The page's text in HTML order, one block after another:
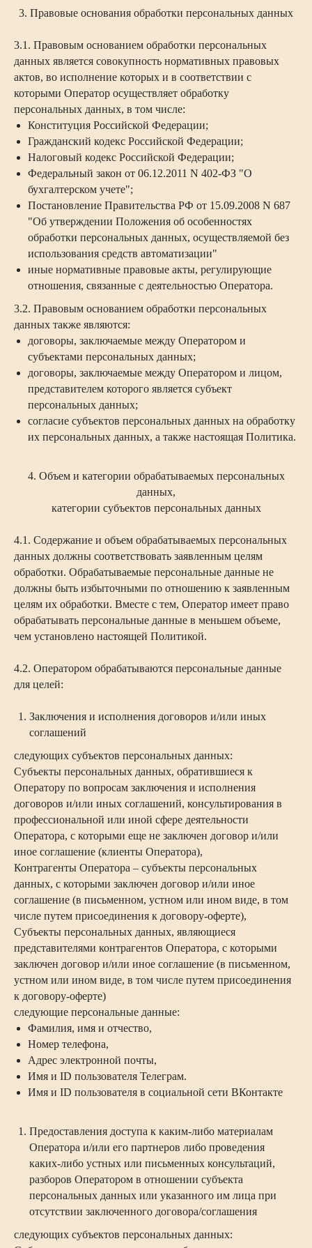
3. Правовые основания обработки персональных данных
3.1. Правовым основанием обработки персональных
данных является совокупность нормативных правовых
актов, во исполнение которых и в соответствии с
которыми Оператор осуществляет обработку
персональных данных, в том числе:
Конституция Российской Федерации;
Гражданский кодекс Российской Федерации;
Налоговый кодекс Российской Федерации;
Федеральный закон от 06.12.2011 N 402-ФЗ "О
бухгалтерском учете";
Постановление Правительства РФ от 15.09.2008 N 687
"Об утверждении Положения об особенностях
обработки персональных данных, осуществляемой без
использования средств автоматизации"
иные нормативные правовые акты, регулирующие
отношения, связанные с деятельностью Оператора.
3.2. Правовым основанием обработки персональных
данных также являются:
договоры, заключаемые между Оператором и
субъектами персональных данных;
договоры, заключаемые между Оператором и лицом,
представителем которого является субъект
персональных данных;
согласие субъектов персональных данных на обработку
их персональных данных, а также настоящая Политика.
4. Объем и категории обрабатываемых персональных
данных,
категории субъектов персональных данных
4.1. Содержание и объем обрабатываемых персональных
данных должны соответствовать заявленным целям
обработки. Обрабатываемые персональные данные не
должны быть избыточными по отношению к заявленным
целям их обработки. Вместе с тем, Оператор имеет право
обрабатывать персональные данные в меньшем объеме,
чем установлено настоящей Политикой.
4.2. Оператором обрабатываются персональные данные
для целей:
Заключения и исполнения договоров и/или иных
соглашений
следующих субъектов персональных данных:
Субъекты персональных данных, обратившиеся к
Оператору по вопросам заключения и исполнения
договоров и/или иных соглашений, консультирования в
профессиональной или иной сфере деятельности
Оператора, с которыми еще не заключен договор и/или
иное соглашение (клиенты Оператора),
Контрагенты Оператора – субъекты персональных
данных, с которыми заключен договор и/или иное
соглашение (в письменном, устном или ином виде, в том
числе путем присоединения к договору-оферте),
Субъекты персональных данных, являющиеся
представителями контрагентов Оператора, с которыми
заключен договор и/или иное соглашение (в письменном,
устном или ином виде, в том числе путем присоединения
к договору-оферте)
следующие персональные данные:
Фамилия, имя и отчество,
Номер телефона,
Адрес электронной почты,
Имя и ID пользователя Телеграм.
Имя и ID пользователя в социальной сети ВКонтакте
Предоставления доступа к каким-либо материалам
Оператора и/или его партнеров либо проведения
каких-либо устных или письменных консультаций,
разборов Оператором в отношении субъекта
персональных данных или указанного им лица при
отсутствии заключенного договора/соглашения
следующих субъектов персональных данных: